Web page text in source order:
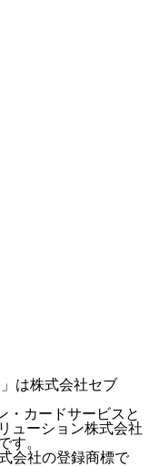
は株式会社セブ
・カードサービスと
ューション株式会社
す。
会社の登録商標で